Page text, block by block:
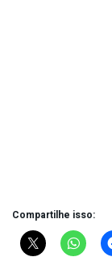
Compartilhe isso: